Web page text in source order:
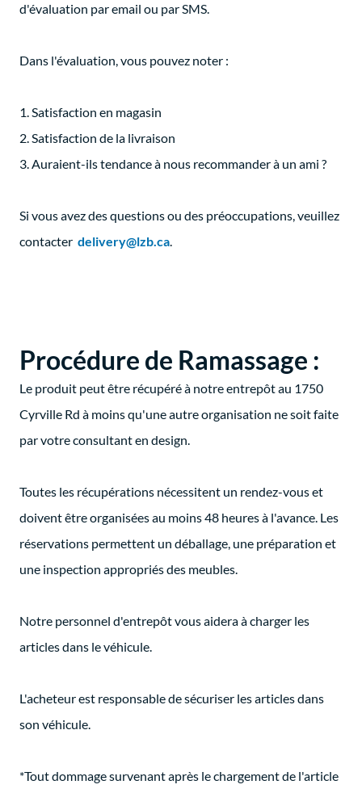
d'évaluation par email ou par SMS.
Dans l'évaluation, vous pouvez noter :
Satisfaction en magasin
Satisfaction de la livraison
Auraient-ils tendance à nous recommander à un ami ?
Si vous avez des questions ou des préoccupations, veuillez
contacter delivery@lzb.ca.
Procédure de Ramassage :
Le produit peut être récupéré à notre entrepôt au 1750
Cyrville Rd à moins qu'une autre organisation ne soit faite
par votre consultant en design.
Toutes les récupérations nécessitent un rendez-vous et
doivent être organisées au moins 48 heures à l'avance. Les
réservations permettent un déballage, une préparation et
une inspection appropriés des meubles.
Notre personnel d'entrepôt vous aidera à charger les
articles dans le véhicule.
L'acheteur est responsable de sécuriser les articles dans
son véhicule.
*Tout dommage survenant après le chargement de l'article